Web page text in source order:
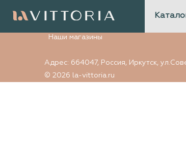
Наши магазины
Адрес: 664047, Россия, Иркутск,
© 2026 la-vittoria.ru